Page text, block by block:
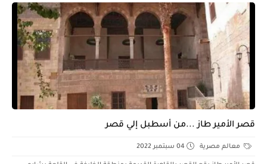
قصر الأمير طاز ...من أسطبل إلي قصر
معالم مصرية 04 سبتمبر 2022